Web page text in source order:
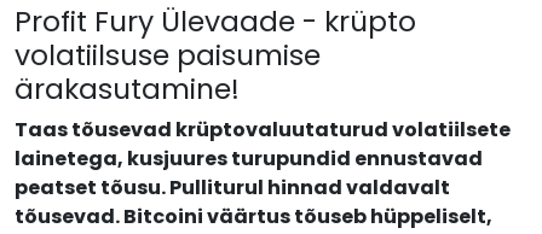
Profit Fury Ülevaade - krüpto
volatiilsuse paisumise
ärakasutamine!
Taas tõusevad krüptovaluutaturud volatiilsete
lainetega, kusjuures turupundid ennustavad
peatset tõusu. Pulliturul hinnad valdavalt
tõusevad. Bitcoini väärtus tõuseb hüppeliselt,